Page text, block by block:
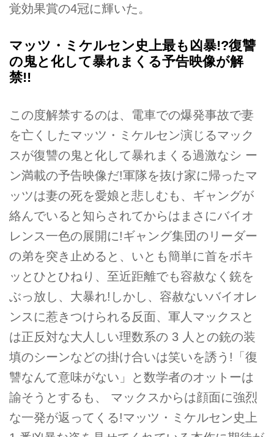
覚効果賞の4冠に輝いた。
マッツ・ミケルセン史上最も凶暴!?復讐
の鬼と化して暴れまくる予告映像が解
禁!!
この度解禁するのは、電車での爆発事故で妻
を亡くしたマッツ・ミケルセン演じるマック
スが復讐の鬼と化して暴れまくる過激なシ ー
ン満載の予告映像だ!軍隊を抜け家に帰ったマ
ッツは妻の死を愛娘と悲しむも、ギャングが
絡んでいると知らされてからはまさにバイオ
レンス一色の展開に!ギャング集団のリーダー
の弟を突き止めると、いとも簡単に首をボキ
ッとひとひねり、至近距離でも容赦なく銃を
ぶっ放し、大暴れ!しかし、容赦ないバイオレ
ンスに惹きつけられる反面、軍人マックスと
は正反対な大人しい理数系の 3 人との銃の装
填のシーンなどの掛け合いは笑いを誘う!「復
讐なんて意味がない」と数学者のオットーは
諭そうとするも、 マックスからは顔面に強烈
な一発が返ってくる!マッツ・ミケルセン史上